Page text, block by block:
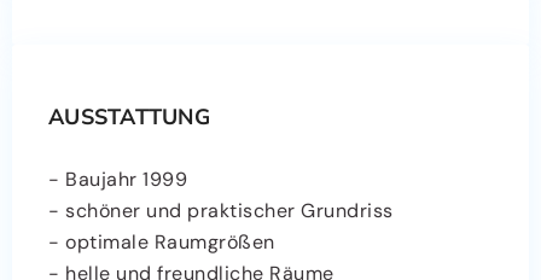
AUSSTATTUNG
- Baujahr 1999
- schöner und praktischer Grundriss
- optimale Raumgrößen
- helle und freundliche Räume